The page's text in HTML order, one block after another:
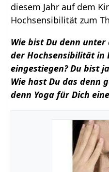
diesem Jahr auf dem
Hochsensibilität zum
Wie bist Du denn
der Hochsensibilität in
eingestiegen? Du bist
Wie hast Du das denn
denn Yoga für Dich